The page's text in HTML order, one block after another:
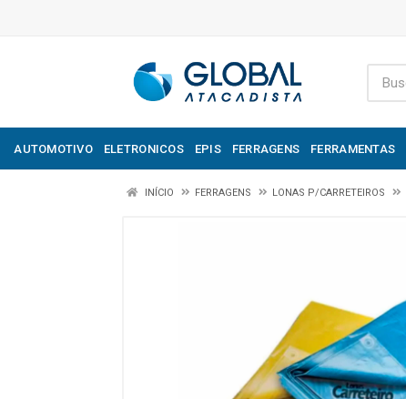
AUTOMOTIVO ELETRONICOS EPIS FERRAGENS FERRAMENTAS
INÍCIO FERRAGENS LONAS P/CARRETEIROS